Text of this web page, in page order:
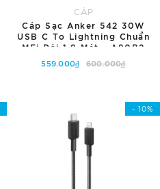
CÁP
Cáp Sạc Anker 542 30W
USB C To Lightning Chuẩn
MFi Dài 1.8 Mét - A80B2
559.000₫ 600.000₫
- 10%